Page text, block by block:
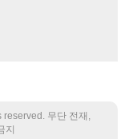
무단 전재,
지